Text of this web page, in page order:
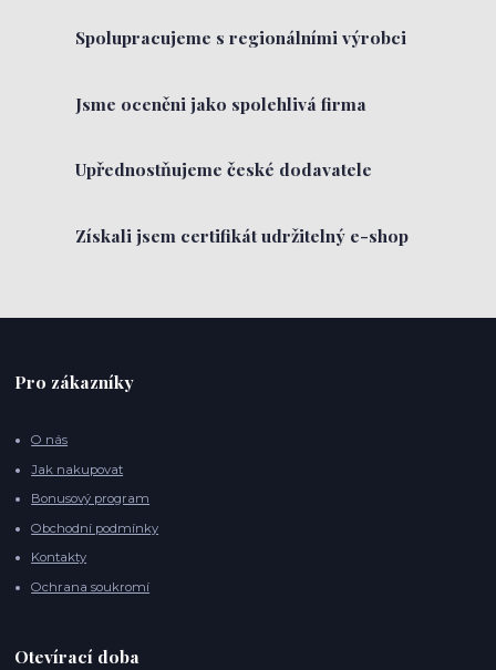
Spolupracujeme s regionálními výrobci
Jsme oceněni jako spolehlivá firma
Upřednostňujeme české dodavatele
Získali jsem certifikát udržitelný e-shop
Pro zákazníky
O nás
Jak nakupovat
Bonusový program
Obchodní podmínky
Kontakty
Ochrana soukromí
Otevírací doba